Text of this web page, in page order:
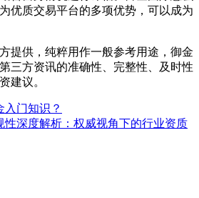
优质交易平台的多项优势，可以成为
提供，纯粹用作一般参考用途，御金
三方资讯的准确性、完整性、及时性
建议。
入门知识？
性深度解析：权威视角下的行业资质